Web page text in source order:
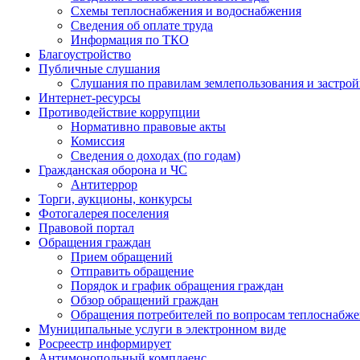
Схемы теплоснабжения и водоснабжения
Сведения об оплате труда
Информация по ТКО
Благоустройство
Публичные слушания
Слушания по правилам землепользования и
Интернет-ресурсы
Противодействие коррупции
Нормативно правовые акты
Комиссия
Сведения о доходах (по годам)
Гражданская оборона и ЧС
Антитеррор
Торги, аукционы, конкурсы
Фотогалерея поселения
Правовой портал
Обращения граждан
Прием обращений
Отправить обращение
Порядок и график обращения граждан
Обзор обращений граждан
Обращения потребителей по вопросам
Муниципальные услуги в электронном виде
Росреестр информирует